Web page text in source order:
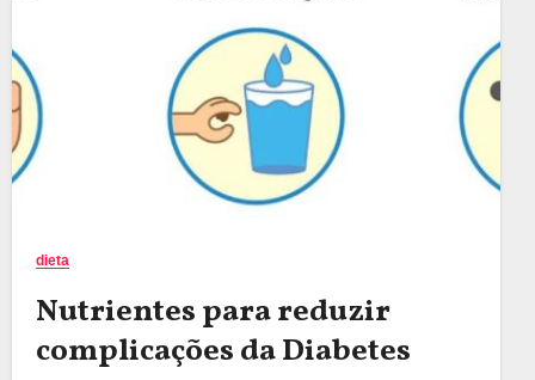
dieta
Nutrientes para reduzir
complicações da Diabetes